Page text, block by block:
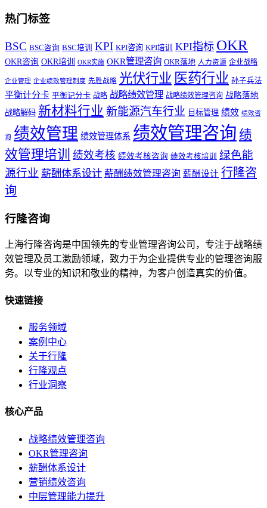
热门标签
BSC BSC咨询 BSC培训 KPI KPI咨询 KPI培训 KPI指标 OKR
OKR咨询 OKR培训 OKR实施 OKR管理咨询 OKR落地 人力资源 企业战略
企业管理 企业绩效管理制度 先胜战略 光伏行业 医药行业 孙子兵法
平衡计分卡 平衡记分卡 战略 战略绩效管理 战略绩效管理咨询 战略落地
战略解码 新材料行业 新能源汽车行业 目标管理 绩效 绩效咨
询 绩效管理 绩效管理体系 绩效管理咨询 绩
效管理培训 绩效考核 绩效考核咨询 绩效考核培训
绿色能
源行业 薪酬体系设计 薪酬绩效管理咨询 薪酬设计 行隆咨
询
行隆咨询
上海行隆咨询是中国领先的专业管理咨询公司，专注于战略绩
效管理及员工激励领域，致力于为企业提供专业的管理咨询服
务。以专业的知识和敬业的精神，为客户创造真实的价值。
快速链接
服务领域
案例中心
关于行隆
行隆观点
行业洞察
核心产品
战略绩效管理咨询
OKR管理咨询
薪酬体系设计
营销绩效咨询
中层管理能力提升